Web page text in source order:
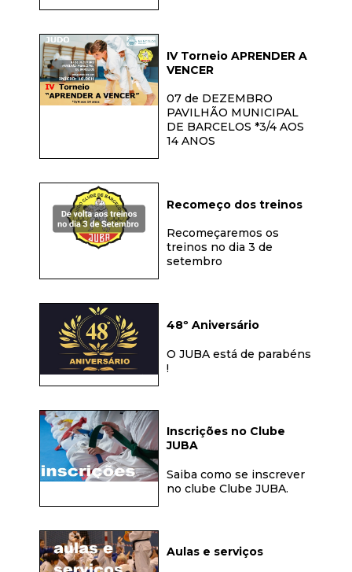
IV Torneio APRENDER A
VENCER
07 de DEZEMBRO
PAVILHÃO MUNICIPAL
DE BARCELOS *3/4 AOS
14 ANOS
Recomeço dos treinos
Recomeçaremos os
treinos no dia 3 de
setembro
48º Aniversário
O JUBA está de parabéns
!
Inscrições no Clube
JUBA
Saiba como se inscrever
no clube Clube JUBA.
Aulas e serviços